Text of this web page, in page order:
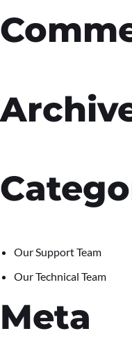
Our Support Team
Our Technical Team
Meta